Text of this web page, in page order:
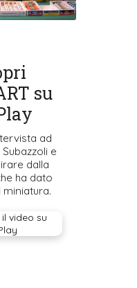
su
ad
e
dalla
ha dato